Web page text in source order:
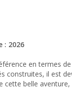
2026
en termes
construites, il est
cette belle